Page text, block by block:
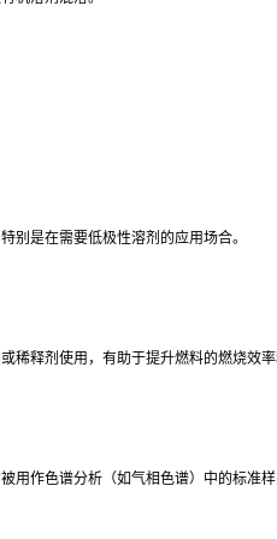
别是在需要低极性溶剂的应用场合。
稀释剂使用，有助于提升燃料的燃烧效率
用作色谱分析（如气相色谱）中的标准样